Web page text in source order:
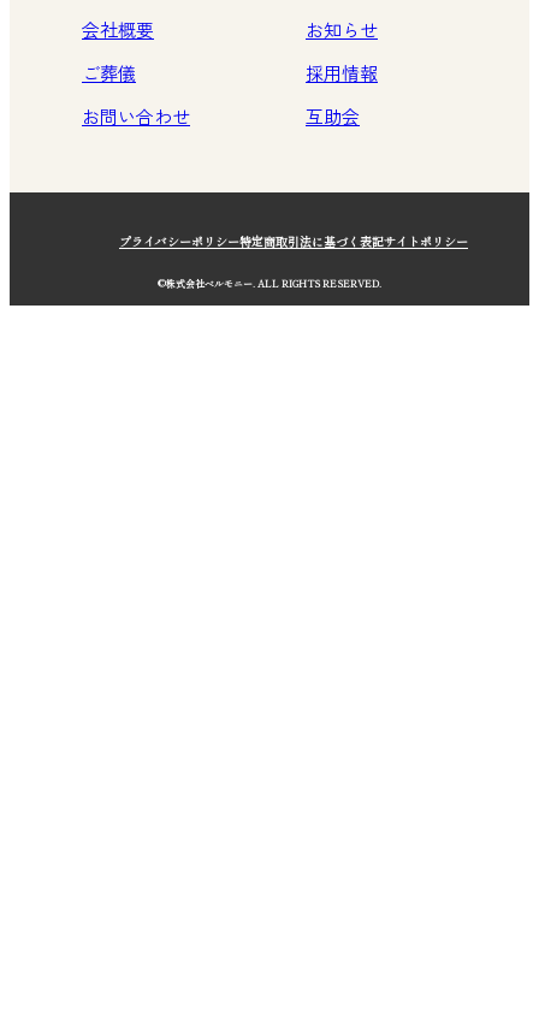
会社概要
お知らせ
ご葬儀
採用情報
お問い合わせ
互助会
プライバシーポリシー特定商取引法に基づく表記サイトポリシー
©株式会社ベルモニー. ALL RIGHTS RESERVED.